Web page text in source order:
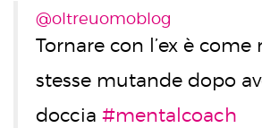
@oltreuomoblog
Tornare con l’ex è
stesse mutande dopo
doccia #mentalcoach